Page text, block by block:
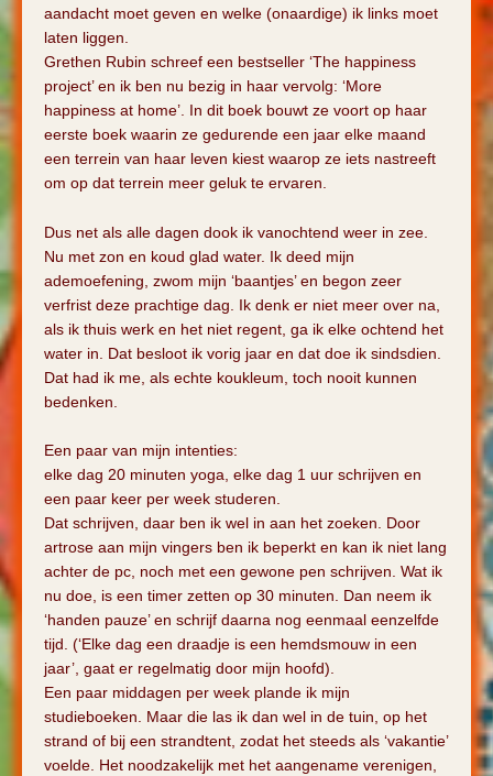
aandacht moet geven en welke (onaardige) ik links moet
laten liggen.
Grethen Rubin schreef een bestseller ‘The happiness
project’ en ik ben nu bezig in haar vervolg: ‘More
happiness at home’. In dit boek bouwt ze voort op haar
eerste boek waarin ze gedurende een jaar elke maand
een terrein van haar leven kiest waarop ze iets nastreeft
om op dat terrein meer geluk te ervaren.
Dus net als alle dagen dook ik vanochtend weer in zee.
Nu met zon en koud glad water. Ik deed mijn
ademoefening, zwom mijn ‘baantjes’ en begon zeer
verfrist deze prachtige dag. Ik denk er niet meer over na,
als ik thuis werk en het niet regent, ga ik elke ochtend het
water in. Dat besloot ik vorig jaar en dat doe ik sindsdien.
Dat had ik me, als echte koukleum, toch nooit kunnen
bedenken.
Een paar van mijn intenties:
elke dag 20 minuten yoga, elke dag 1 uur schrijven en
een paar keer per week studeren.
Dat schrijven, daar ben ik wel in aan het zoeken. Door
artrose aan mijn vingers ben ik beperkt en kan ik niet lang
achter de pc, noch met een gewone pen schrijven. Wat ik
nu doe, is een timer zetten op 30 minuten. Dan neem ik
‘handen pauze’ en schrijf daarna nog eenmaal eenzelfde
tijd. (‘Elke dag een draadje is een hemdsmouw in een
jaar’, gaat er regelmatig door mijn hoofd).
Een paar middagen per week plande ik mijn
studieboeken. Maar die las ik dan wel in de tuin, op het
strand of bij een strandtent, zodat het steeds als ‘vakantie’
voelde. Het noodzakelijk met het aangename verenigen,